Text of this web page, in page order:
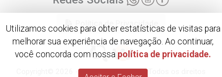
Política de Privacidade
Copyright© 2026 - CA3 Steel Triângulo. Todos os direitos
Utilizamos cookies para obter estatísticas de visitas para
melhorar sua experiência de navegação. Ao continuar,
você concorda com nossa política de privacidade.